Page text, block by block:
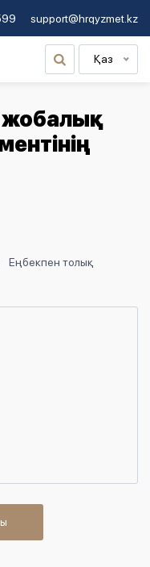
support@hrqyzmet.kz
Қаз
Еңбекпен толық